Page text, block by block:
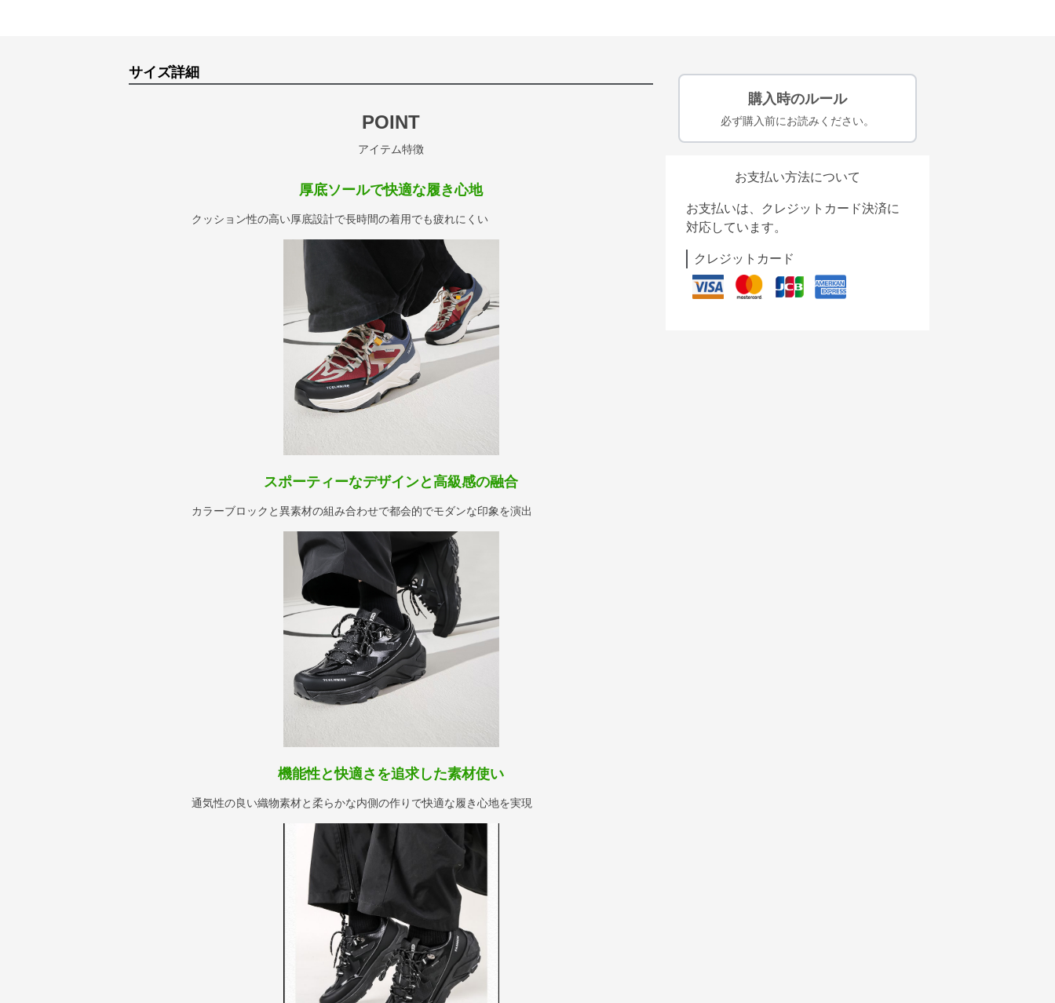
サイズ詳細
POINT
アイテム特徴
厚底ソールで快適な履き心地
クッション性の高い厚底設計で長時間の着用でも疲れにくい
スポーティーなデザインと高級感の融合
カラーブロックと異素材の組み合わせで都会的でモダンな印象を演出
機能性と快適さを追求した素材使い
通気性の良い織物素材と柔らかな内側の作りで快適な履き心地を実現
購入時のルール
必ず購入前にお読みください。
お支払い方法について
お支払いは、クレジットカード決済に
対応しています。
クレジットカード